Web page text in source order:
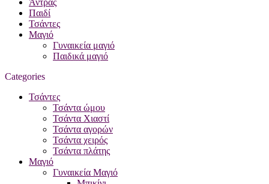
Παιδί
Τσάντες
Μαγιό
Γυναικεία μαγιό
Παιδικά μαγιό
Categories
Τσάντες
Τσάντα ώμου
Τσάντα Χιαστί
Τσάντα αγορών
Τσάντα χειρός
Τσάντα πλάτης
Μαγιό
Γυναικεία Μαγιό